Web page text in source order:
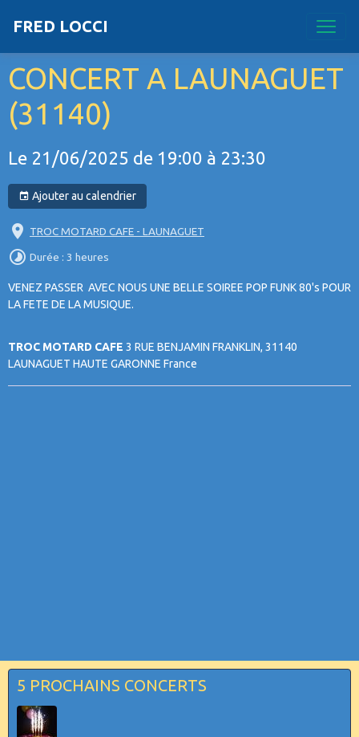
FRED LOCCI
CONCERT A LAUNAGUET
(31140)
Le 21/06/2025 de 19:00 à 23:30
Ajouter au calendrier
TROC MOTARD CAFE - LAUNAGUET
Durée : 3 heures
VENEZ PASSER AVEC NOUS UNE BELLE SOIREE POP FUNK 80's POUR
LA FETE DE LA MUSIQUE.
TROC MOTARD CAFE 3 RUE BENJAMIN FRANKLIN, 31140
LAUNAGUET HAUTE GARONNE France
5 PROCHAINS CONCERTS